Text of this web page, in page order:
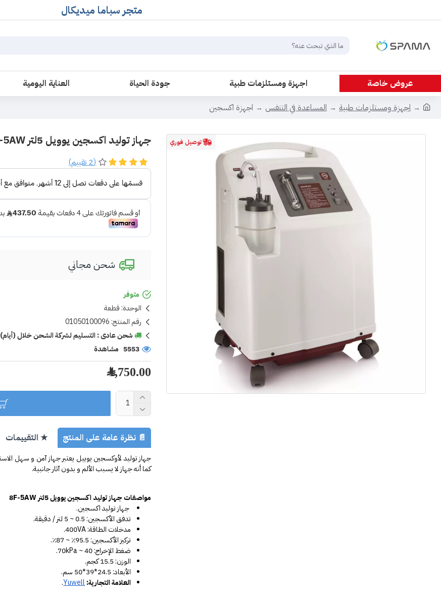
متجر سباما ميديكال
عروض خاصة اجهزة ومستلزمات طبية جودة الحياة العناية اليومية
اجهزة ومستلزمات طبية
المساعدة في التنفس اجهزة اكسجين
توصيل فوري جهاز توليد اكسجين يوويل 5لتر 8F-5AW
متوفر
الوحدة: قطعة
رقم المنتج: 01050100096
شحن عادى : التسليم لشركة الشحن خلال (أيام)
5553 مشاهدة
(2 تقييم)
1,750.00 ﷼
شحن مجاني
📄 نظرة عامة على المنتج ★ التقييمات
كما أنه جهاز لا يسبب الألم و بدون آثار جانبية.
مواصفات جهاز توليد اكسجين يوويل 5لتر 8F-5AW
جهاز توليد اكسجين.
تدفق الأكسجين: 0.5 ~ 5 لتر / دقيقة.
مدخلات الطاقة: 400VA.
تركيز الأكسجين: 95.5٪ ~ 87٪.
ضغط الإخراج: 40 ~ 70kPa.
الوزن: 15.5 كجم.
الأبعاد: 24.5*39*50 سم.
العلامة التجارية: Yuwell
.